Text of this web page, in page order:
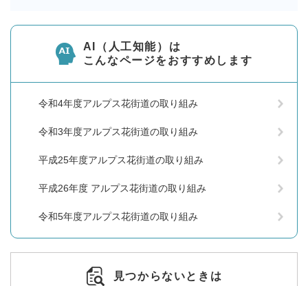
AI（人工知能）は
こんなページをおすすめします
令和4年度アルプス花街道の取り組み
令和3年度アルプス花街道の取り組み
平成25年度アルプス花街道の取り組み
平成26年度 アルプス花街道の取り組み
令和5年度アルプス花街道の取り組み
見つからないときは